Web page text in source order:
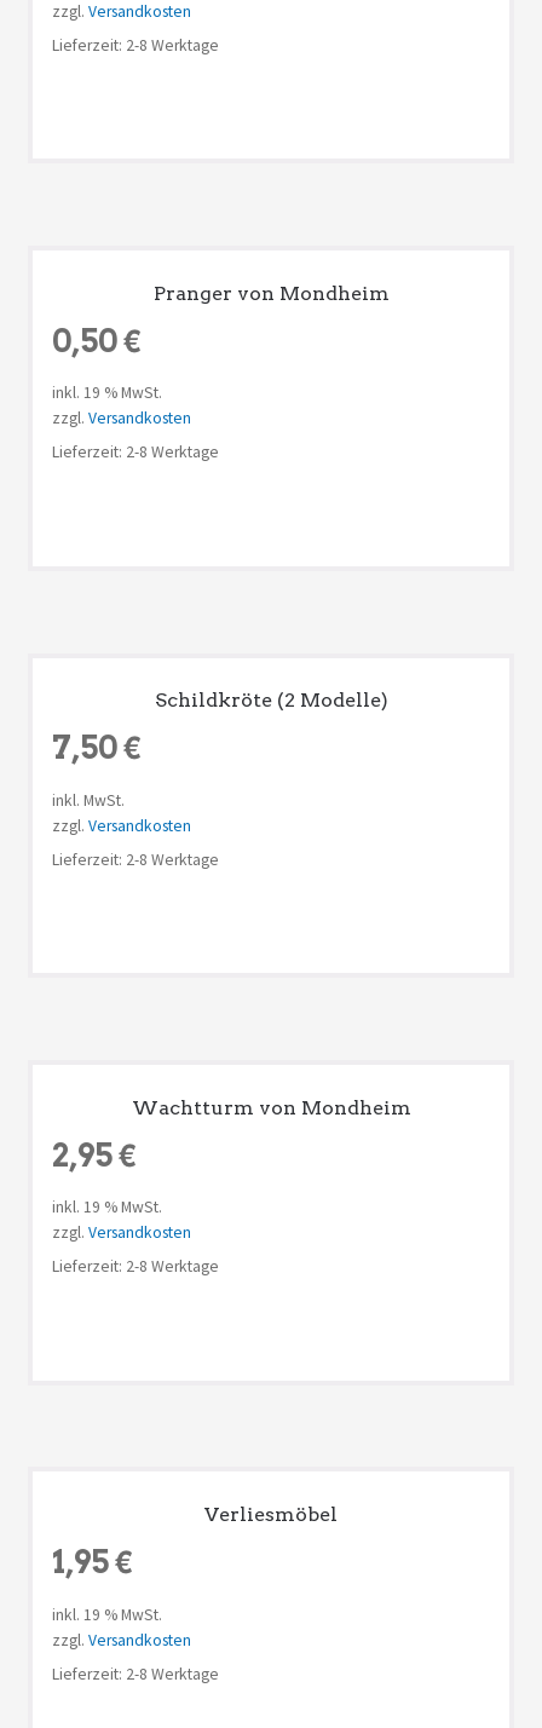
zzgl. Versandkosten
Lieferzeit: 2-8 Werktage
Pranger von Mondheim
0,50€
inkl. 19 % MwSt.
zzgl. Versandkosten
Lieferzeit: 2-8 Werktage
Schildkröte (2 Modelle)
7,50€
inkl. MwSt.
zzgl. Versandkosten
Lieferzeit: 2-8 Werktage
Wachtturm von Mondheim
2,95€
inkl. 19 % MwSt.
zzgl. Versandkosten
Lieferzeit: 2-8 Werktage
Verliesmöbel
1,95€
inkl. 19 % MwSt.
zzgl. Versandkosten
Lieferzeit: 2-8 Werktage